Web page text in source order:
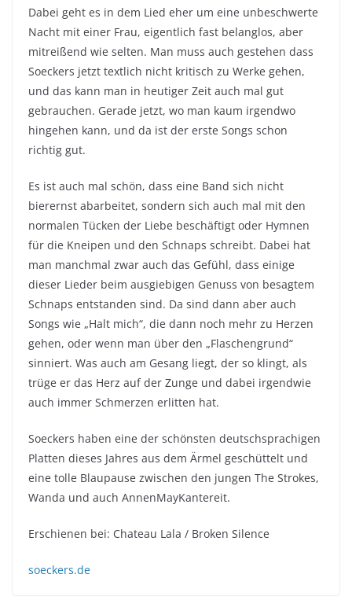
Dabei geht es in dem Lied eher um eine unbeschwerte
Nacht mit einer Frau, eigentlich fast belanglos, aber
mitreißend wie selten. Man muss auch gestehen dass
Soeckers jetzt textlich nicht kritisch zu Werke gehen,
und das kann man in heutiger Zeit auch mal gut
gebrauchen. Gerade jetzt, wo man kaum irgendwo
hingehen kann, und da ist der erste Songs schon
richtig gut.
Es ist auch mal schön, dass eine Band sich nicht
bierernst abarbeitet, sondern sich auch mal mit den
normalen Tücken der Liebe beschäftigt oder Hymnen
für die Kneipen und den Schnaps schreibt. Dabei hat
man manchmal zwar auch das Gefühl, dass einige
dieser Lieder beim ausgiebigen Genuss von besagtem
Schnaps entstanden sind. Da sind dann aber auch
Songs wie „Halt mich“, die dann noch mehr zu Herzen
gehen, oder wenn man über den „Flaschengrund“
sinniert. Was auch am Gesang liegt, der so klingt, als
trüge er das Herz auf der Zunge und dabei irgendwie
auch immer Schmerzen erlitten hat.
Soeckers haben eine der schönsten deutschsprachigen
Platten dieses Jahres aus dem Ärmel geschüttelt und
eine tolle Blaupause zwischen den jungen The Strokes,
Wanda und auch AnnenMayKantereit.
Erschienen bei: Chateau Lala / Broken Silence
soeckers.de